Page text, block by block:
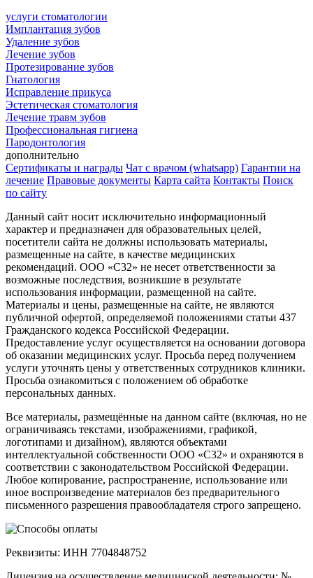
услуги стоматологии
Имплантация зубов
Удаление зубов
Лечение зубов
Протезирование зубов
Гнатология
Исправление прикуса
Эстетическая стоматология
Лечение травм зубов
Профессиональная гигиена
Пародонтология
дополнительно
Сертификаты и награды Чат с врачом (whatsapp) Гарантии на
лечение Правовые документы Карта сайта Контакты Поиск
по сайту
Данный сайт носит исключительно информационный
характер и предназначен для образовательных целей,
посетители сайта не должны использовать материалы,
размещенные на сайте, в качестве медицинских
рекомендаций. ООО «С32» не несет ответственности за
возможные последствия, возникшие в результате
использования информации, размещенной на сайте.
Материалы и цены, размещенные на сайте, не являются
публичной офертой, определяемой положениями статьи 437
Гражданского кодекса Российской Федерации.
Предоставление услуг осуществляется на основании договора
об оказании медицинских услуг. Просьба перед получением
услуги уточнять цены у ответственных сотрудников клиники.
Просьба ознакомиться с положением об обработке
персональных данных.
Все материалы, размещённые на данном сайте (включая, но не
ограничиваясь текстами, изображениями, графикой,
логотипами и дизайном), являются объектами
интеллектуальной собственности ООО «С32» и охраняются в
соответствии с законодательством Российской Федерации.
Любое копирование, распространение, использование или
иное воспроизведение материалов без предварительного
письменного разрешения правообладателя строго запрещено.
Реквизиты: ИНН 7704848752